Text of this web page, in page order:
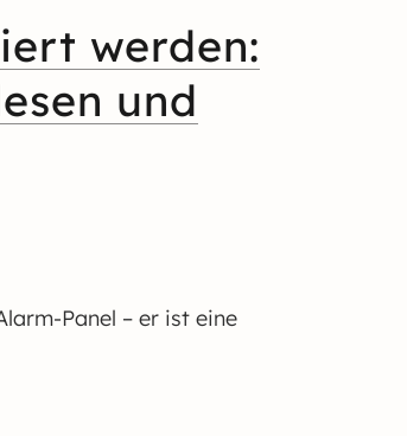
werden:
und
Panel – er ist eine